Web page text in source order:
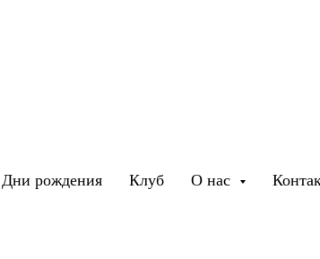
Дни рождения Клуб О нас